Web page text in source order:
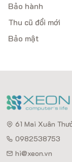
Bảo hành
Thu cũ đổi mới
Bảo mật
61 Mai Xuân
0982538753
hi@xeon.vn